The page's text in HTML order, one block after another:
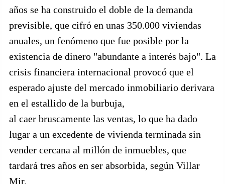
años se ha construido el doble de la demanda
previsible, que cifró en unas 350.000 viviendas
anuales, un fenómeno que fue posible por la
existencia de dinero "abundante a interés bajo". La
crisis financiera internacional provocó que el
esperado ajuste del mercado inmobiliario derivara
en el estallido de la burbuja,
al caer bruscamente las ventas, lo que ha dado
lugar a un excedente de vivienda terminada sin
vender cercana al millón de inmuebles, que
tardará tres años en ser absorbida, según Villar
Mir.